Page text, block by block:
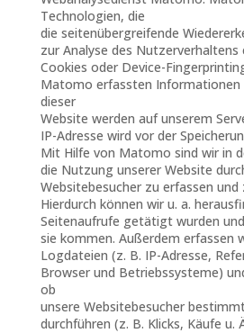
Technologien, die
die seitenübergreifende
zur Analyse des Nutzerverhaltens
Cookies oder Device-
Matomo erfassten Informationen
dieser
Website werden auf unserem
IP-Adresse wird vor der
Mit Hilfe von Matomo sind wir in
die Nutzung unserer Website
Websitebesucher zu erfassen und
Hierdurch können wir u. a.
Seitenaufrufe getätigt wurden
sie kommen. Außerdem erfassen
Logdateien (z. B. IP-Adresse,
Browser und Betriebssysteme)
ob
unsere Websitebesucher
durchführen (z. B. Klicks, Käufe u.